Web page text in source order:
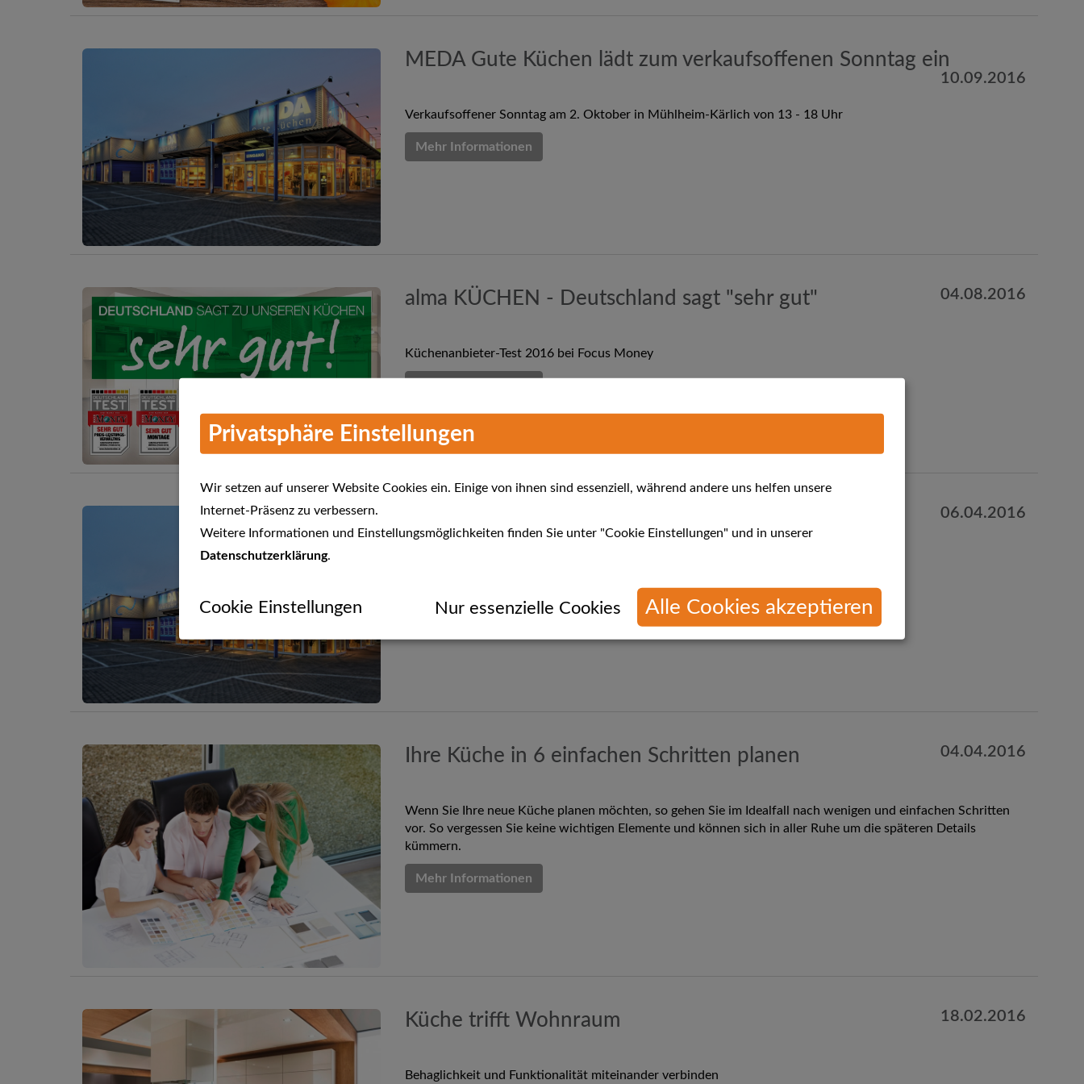
MEDA Gute Küchen lädt zum verkaufsoffenen Sonntag ein
10.09.2016
Verkaufsoffener Sonntag am 2. Oktober in Mühlheim-Kärlich von 13 - 18 Uhr
Mehr Informationen
alma KÜCHEN - Deutschland sagt "sehr gut" 04.08.2016
Küchenanbieter-Test 2016 bei Focus Money
06.04.2016
Mehr Informationen
Ihre Küche in 6 einfachen Schritten planen 04.04.2016
Wenn Sie Ihre neue Küche planen möchten, so gehen Sie im Idealfall nach wenigen und einfachen Schritten
vor. So vergessen Sie keine wichtigen Elemente und können sich in aller Ruhe um die späteren Details
kümmern.
Mehr Informationen
Küche trifft Wohnraum 18.02.2016
Behaglichkeit und Funktionalität miteinander verbinden
Privatsphäre Einstellungen
Wir setzen auf unserer Website Cookies ein. Einige von ihnen sind essenziell, während andere uns helfen unsere
Internet-Präsenz zu verbessern.
Weitere Informationen und Einstellungsmöglichkeiten finden Sie unter "Cookie Einstellungen" und in unserer
Datenschutzerklärung.
Cookie Einstellungen Nur essenzielle Cookies Alle Cookies akzeptieren